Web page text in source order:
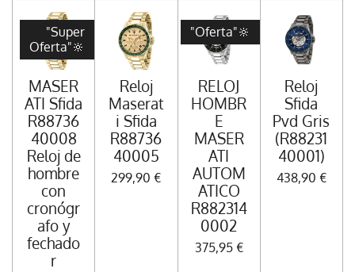
"Super
Oferta"🔆
MASER
ATI Sfida
R88736
40008
Reloj de
hombre
con
cronógr
afo y
fechado
r
Reloj
Maserat
i Sfida
R88736
40005
299,90 €
"Oferta"🔆
RELOJ
HOMBR
E
MASER
ATI
AUTOM
ATICO
R882314
0002
375,95 €
Reloj
Sfida
Pvd Gris
(R88231
40001)
438,90 €